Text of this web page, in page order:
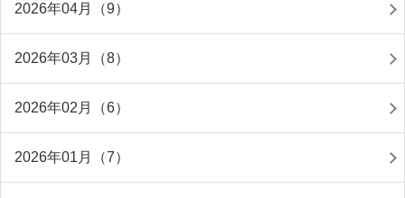
2026年04月（9）
2026年03月（8）
2026年02月（6）
2026年01月（7）